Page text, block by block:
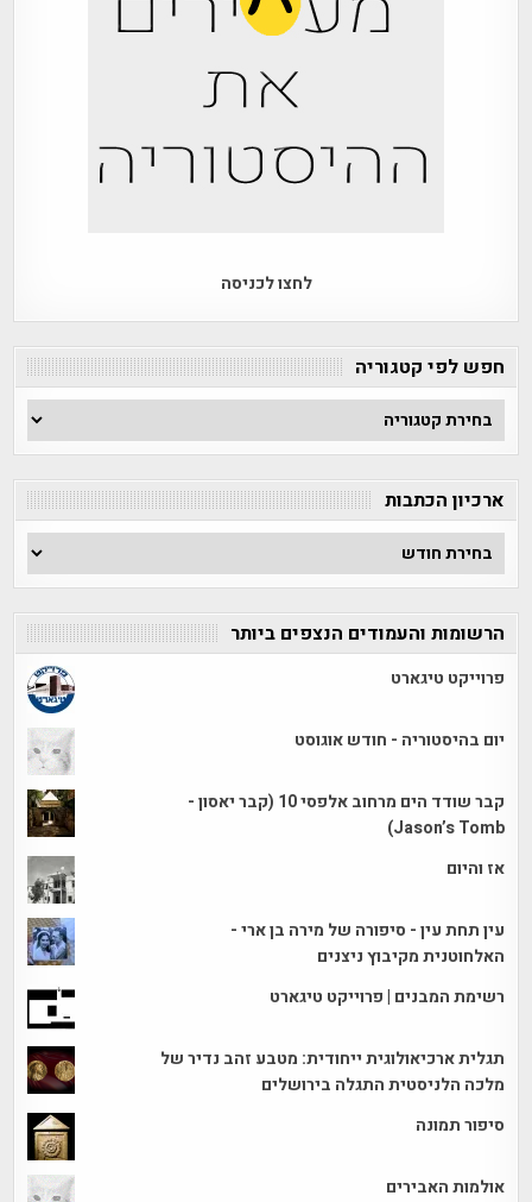
לחצו לכניסה
חפש לפי קטגוריה
חפש
לפי
ארכיון הכתבות
ארכיון
הכתבות
הרשומות והעמודים הנצפים ביותר
פרוייקט טיגארט
יום בהיסטוריה - חודש אוגוסט
קבר שודד הים מרחוב אלפסי 10 (קבר יאסון -
Jason’s Tomb)
אז והיום
עין תחת עין - סיפורה של מירה בן ארי -
האלחוטנית מקיבוץ ניצנים
רשימת המבנים | פרוייקט טיגארט
תגלית ארכיאולוגית ייחודית: מטבע זהב נדיר של
מלכה הלניסטית התגלה בירושלים
סיפור תמונה
אולמות האבירים